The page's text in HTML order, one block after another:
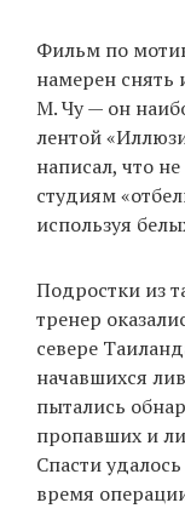
Фильм по
намерен
М. Чу — он
лентой
написал, что
студиям
используя
Подростки из
тренер
севере
начавшихся
пытались
пропавших и
Спасти
время